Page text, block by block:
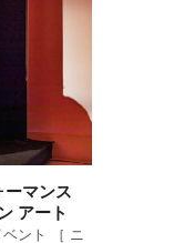
マンス
アート
ント ［ ニ